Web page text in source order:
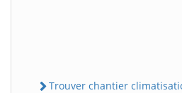
Trouver chantier